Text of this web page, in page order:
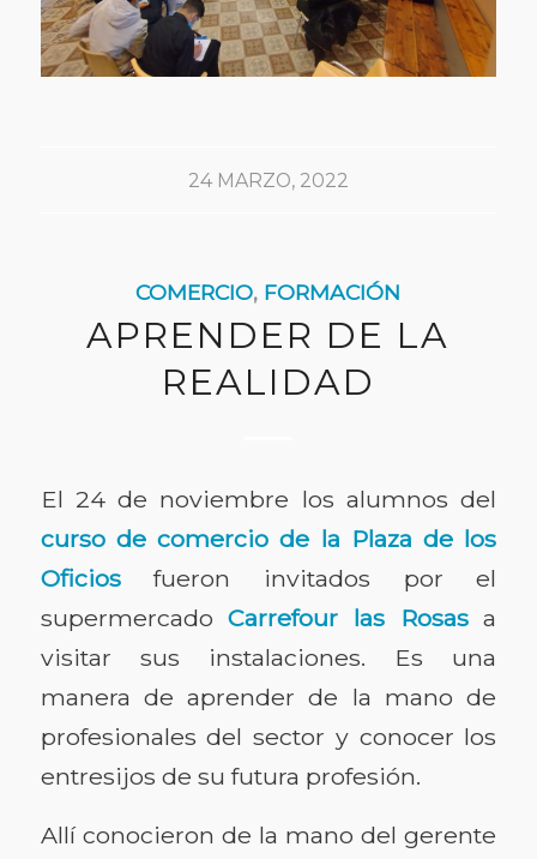
24 MARZO, 2022
COMERCIO, FORMACIÓN
APRENDER DE LA
REALIDAD
El 24 de noviembre los alumnos del
curso de comercio de la Plaza de los
Oficiosfueron invitados por el
supermercadoCarrefour las Rosasa
visitar sus instalaciones. Es una
manera de aprender de la mano de
profesionales del sector y conocer los
entresijos de su futura profesión.
Allí conocieron de la mano del gerente